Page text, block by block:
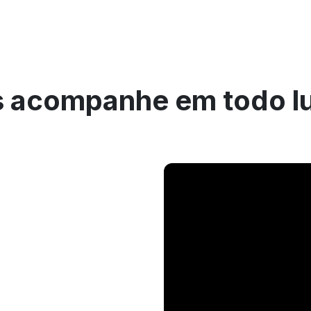
acompanhe em todo